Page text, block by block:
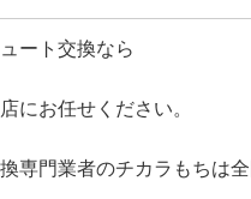
ート交換なら
にお任せください。
専門業者のチカラもちは全